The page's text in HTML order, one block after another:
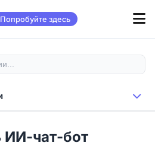
Попробуйте здесь
ИИ-чат-бот